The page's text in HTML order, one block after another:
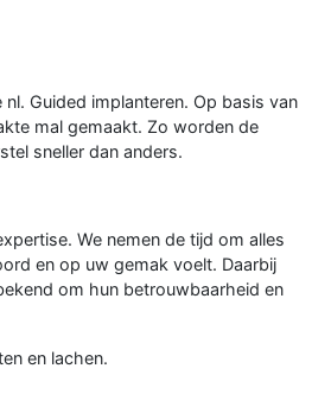
Guided implanteren. Op basis van
mal gemaakt. Zo worden de
sneller dan anders.
We nemen de tijd om alles
en op uw gemak voelt. Daarbij
om hun betrouwbaarheid en
en lachen.